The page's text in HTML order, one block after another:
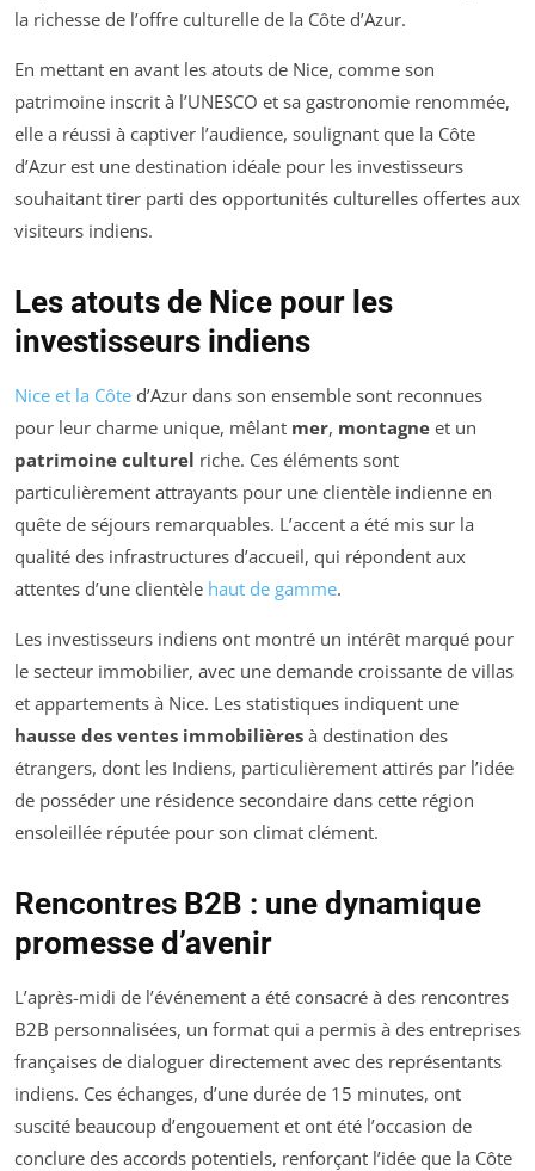
la richesse de l’offre culturelle de la Côte d’Azur.
En mettant en avant les atouts de Nice, comme son
patrimoine inscrit à l’UNESCO et sa gastronomie renommée,
elle a réussi à captiver l’audience, soulignant que la Côte
d’Azur est une destination idéale pour les investisseurs
souhaitant tirer parti des opportunités culturelles offertes aux
visiteurs indiens.
Les atouts de Nice pour les
investisseurs indiens
Nice et la Côte d’Azur dans son ensemble sont reconnues
pour leur charme unique, mêlant mer, montagne et un
patrimoine culturel riche. Ces éléments sont
particulièrement attrayants pour une clientèle indienne en
quête de séjours remarquables. L’accent a été mis sur la
qualité des infrastructures d’accueil, qui répondent aux
attentes d’une clientèle haut de gamme.
Les investisseurs indiens ont montré un intérêt marqué pour
le secteur immobilier, avec une demande croissante de villas
et appartements à Nice. Les statistiques indiquent une
hausse des ventes immobilières à destination des
étrangers, dont les Indiens, particulièrement attirés par l’idée
de posséder une résidence secondaire dans cette région
ensoleillée réputée pour son climat clément.
Rencontres B2B : une dynamique
promesse d’avenir
L’après-midi de l’événement a été consacré à des rencontres
B2B personnalisées, un format qui a permis à des entreprises
françaises de dialoguer directement avec des représentants
indiens. Ces échanges, d’une durée de 15 minutes, ont
suscité beaucoup d’engouement et ont été l’occasion de
conclure des accords potentiels, renforçant l’idée que la Côte